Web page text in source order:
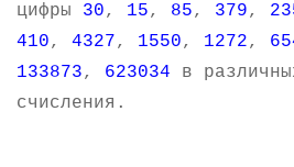
цифры 30, 15, 85, 379,
410, 4327, 1550, 1272,
133873, 623034 в
счисления.